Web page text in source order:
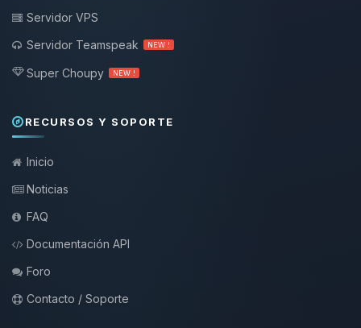
Servidor VPS
Servidor Teamspeak
NEW !
Super Choupy NEW !
RECURSOS Y SOPORTE
Inicio
Noticias
FAQ
Documentación API
Foro
Contacto / Soporte